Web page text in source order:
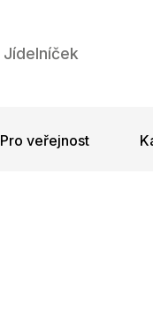
Jídelníček
Pro veřejnost